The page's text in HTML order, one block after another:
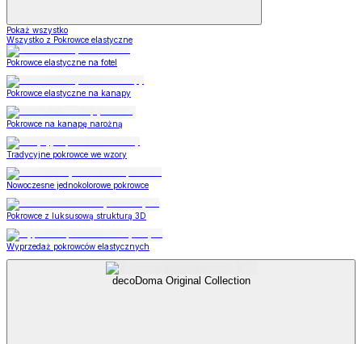
Pokaż wszystko
Wszystko z Pokrowce elastyczne
Pokrowce elastyczne na fotel
Pokrowce elastyczne na kanapy
Pokrowce na kanapę narożną
Tradycyjne pokrowce we wzory
Nowoczesne jednokolorowe pokrowce
Pokrowce z luksusową strukturą 3D
Wyprzedaż pokrowców elastycznych
decoDoma Original Collection